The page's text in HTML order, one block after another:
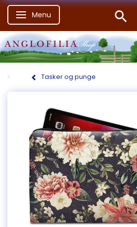
Skifte navigation
Menu
Tasker og punge